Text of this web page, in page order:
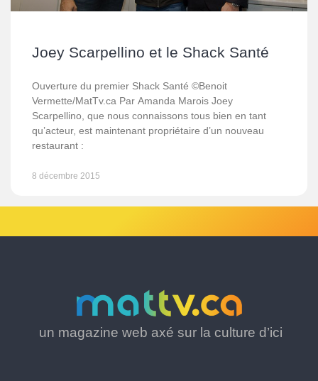
Joey Scarpellino et le Shack Santé
Ouverture du premier Shack Santé ©Benoit
Vermette/MatTv.ca Par Amanda Marois Joey
Scarpellino, que nous connaissons tous bien en tant
qu’acteur, est maintenant propriétaire d’un nouveau
restaurant :
8 décembre 2015
un magazine web axé sur la culture d’ici